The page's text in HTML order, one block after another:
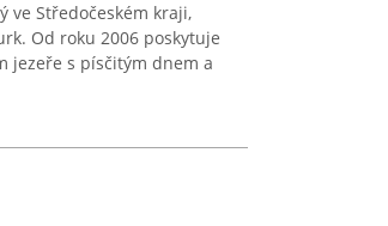
ve Středočeském kraji,
Od roku 2006 poskytuje
jezeře s písčitým dnem a